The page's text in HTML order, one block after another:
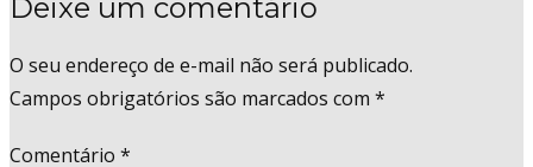
Deixe um comentário
O seu endereço de e-mail não será publicado.
Campos obrigatórios são marcados com *
Comentário *